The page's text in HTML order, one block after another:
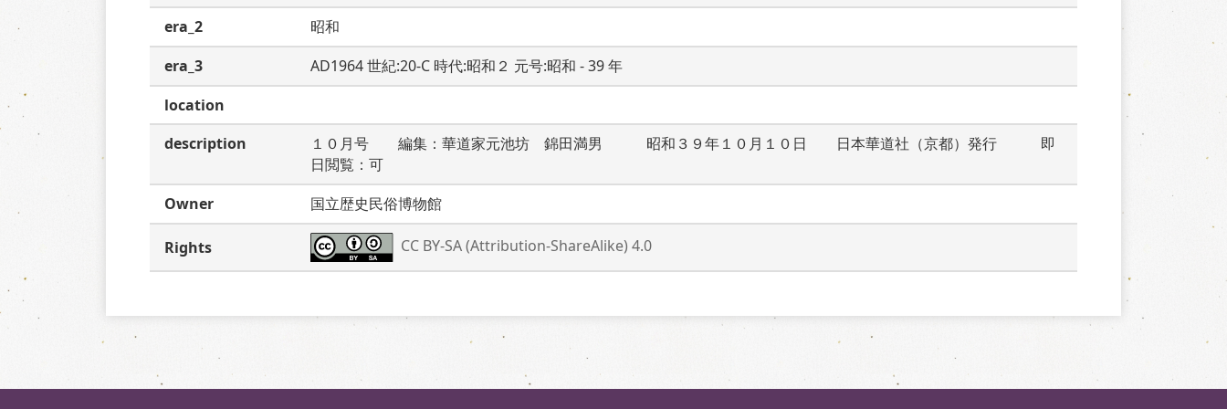
era_2
昭和
era_3
AD1964 世紀:20-C 時代:昭和２ 元号:昭和 - 39 年
location
description
１０月号　　編集：華道家元池坊　錦田満男　　　昭和３９年１０月１０日　　日本華道社（京都）発行　　　即
日閲覧：可
Owner
国立歴史民俗博物館
Rights CC BY-SA (Attribution-ShareAlike) 4.0